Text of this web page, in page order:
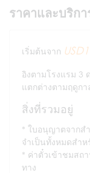
ราคาและบริกา
เริ่มต้นจาก
อิงตามโรงแรม 3
แตกต่างตามฤดูก
สิ่งที่รวมอยู่
ใบอนุญาตจากส
จำเป็นทั้งหมดสำห
ค่าตั๋วเข้าชมสถ
ทาง